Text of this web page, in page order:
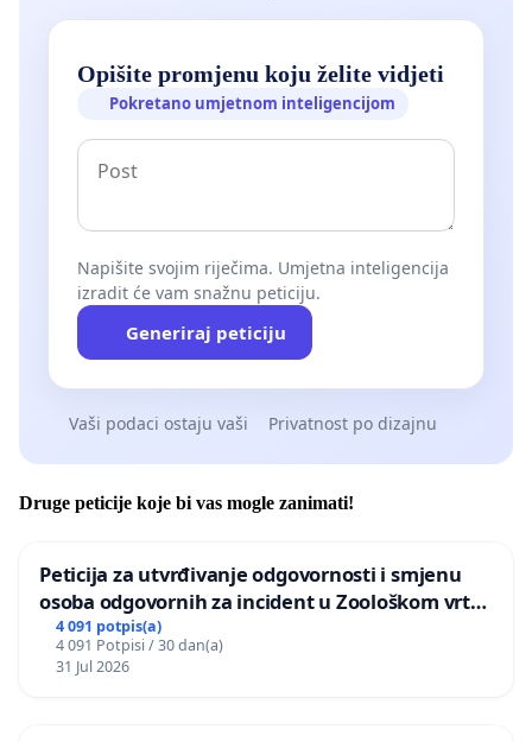
Opišite promjenu koju želite vidjeti
Pokretano umjetnom inteligencijom
Napišite svojim riječima. Umjetna inteligencija
izradit će vam snažnu peticiju.
Generiraj peticiju
Vaši podaci ostaju vaši Privatnost po dizajnu
Druge peticije koje bi vas mogle zanimati!
Peticija za utvrđivanje odgovornosti i smjenu
osoba odgovornih za incident u Zoološkom vrtu
Grada Zagreba
4 091 potpis(a)
4 091 Potpisi / 30 dan(a)
31 Jul 2026